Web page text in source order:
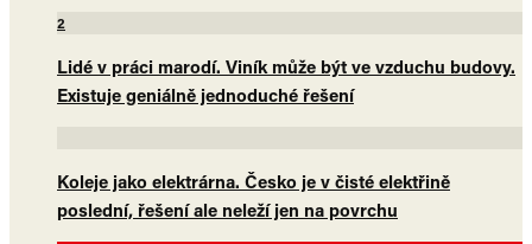
2
Lidé v práci marodí. Viník může být ve vzduchu budovy.
Existuje geniálně jednoduché řešení
Koleje jako elektrárna. Česko je v čisté elektřině
poslední, řešení ale neleží jen na povrchu